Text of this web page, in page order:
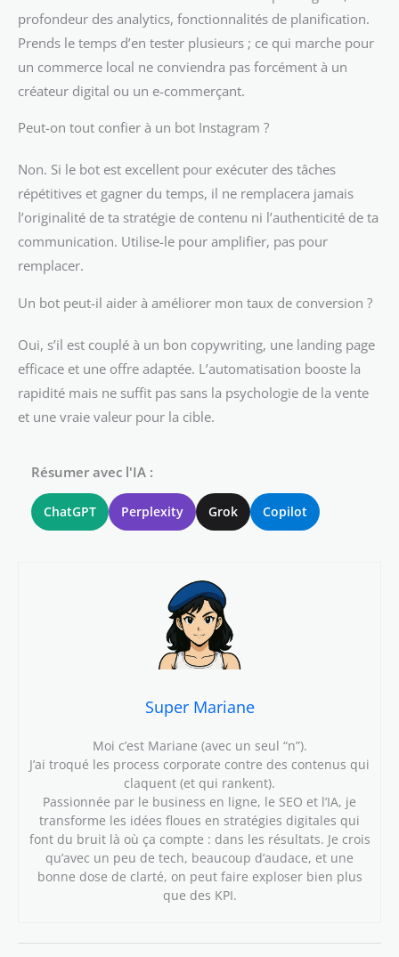
profondeur des analytics, fonctionnalités de planification.
Prends le temps d’en tester plusieurs ; ce qui marche pour
un commerce local ne conviendra pas forcément à un
créateur digital ou un e-commerçant.
Peut-on tout confier à un bot Instagram ?
Non. Si le bot est excellent pour exécuter des tâches
répétitives et gagner du temps, il ne remplacera jamais
l’originalité de ta stratégie de contenu ni l’authenticité de ta
communication. Utilise-le pour amplifier, pas pour
remplacer.
Un bot peut-il aider à améliorer mon taux de conversion ?
Oui, s’il est couplé à un bon copywriting, une landing page
efficace et une offre adaptée. L’automatisation booste la
rapidité mais ne suffit pas sans la psychologie de la vente
et une vraie valeur pour la cible.
Résumer avec l'IA :
ChatGPT Perplexity Grok Copilot
Super Mariane
Moi c’est Mariane (avec un seul “n”).
J’ai troqué les process corporate contre des contenus qui
claquent (et qui rankent).
Passionnée par le business en ligne, le SEO et l’IA, je
transforme les idées floues en stratégies digitales qui
font du bruit là où ça compte : dans les résultats. Je crois
qu’avec un peu de tech, beaucoup d’audace, et une
bonne dose de clarté, on peut faire exploser bien plus
que des KPI.